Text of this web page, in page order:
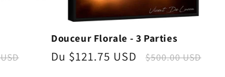
Douceur Florale - 3 Parties
Prix
Du $121.75 USD
Prix
$500.00 USD